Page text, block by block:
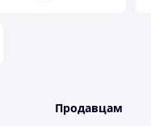
без
Продавцам